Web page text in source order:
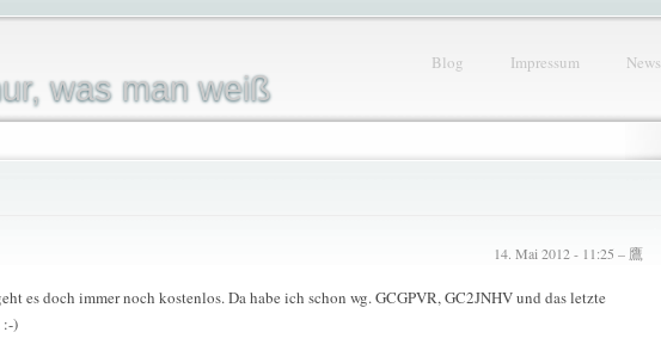
was man weiß
Blog Impressum News
14. Mai 2012 - 11:25 – 鷹
es doch immer noch kostenlos. Da habe ich schon wg. GCGPVR, GC2JNHV und das letzte
:-)